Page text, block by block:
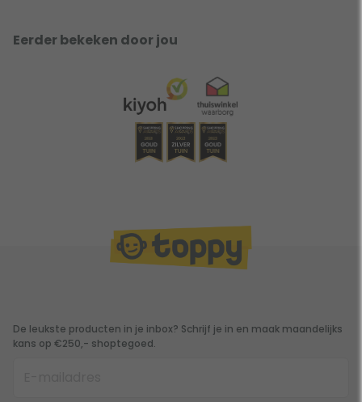
Eerder bekeken door jou
De leukste producten in je inbox? Schrijf je in en maak maandelijks
kans op €250,- shoptegoed.